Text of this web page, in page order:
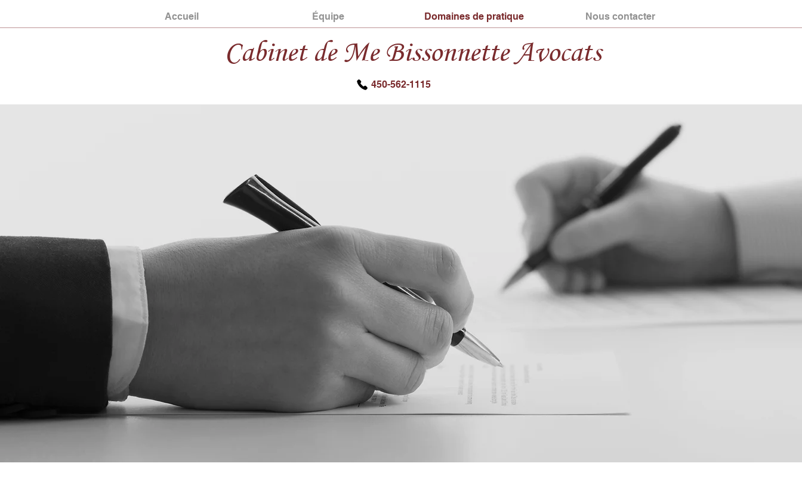
Accueil Équipe Domaines de pratique Nous contacter
Cabinet de Me Bissonnette Avocats
450-562-1115